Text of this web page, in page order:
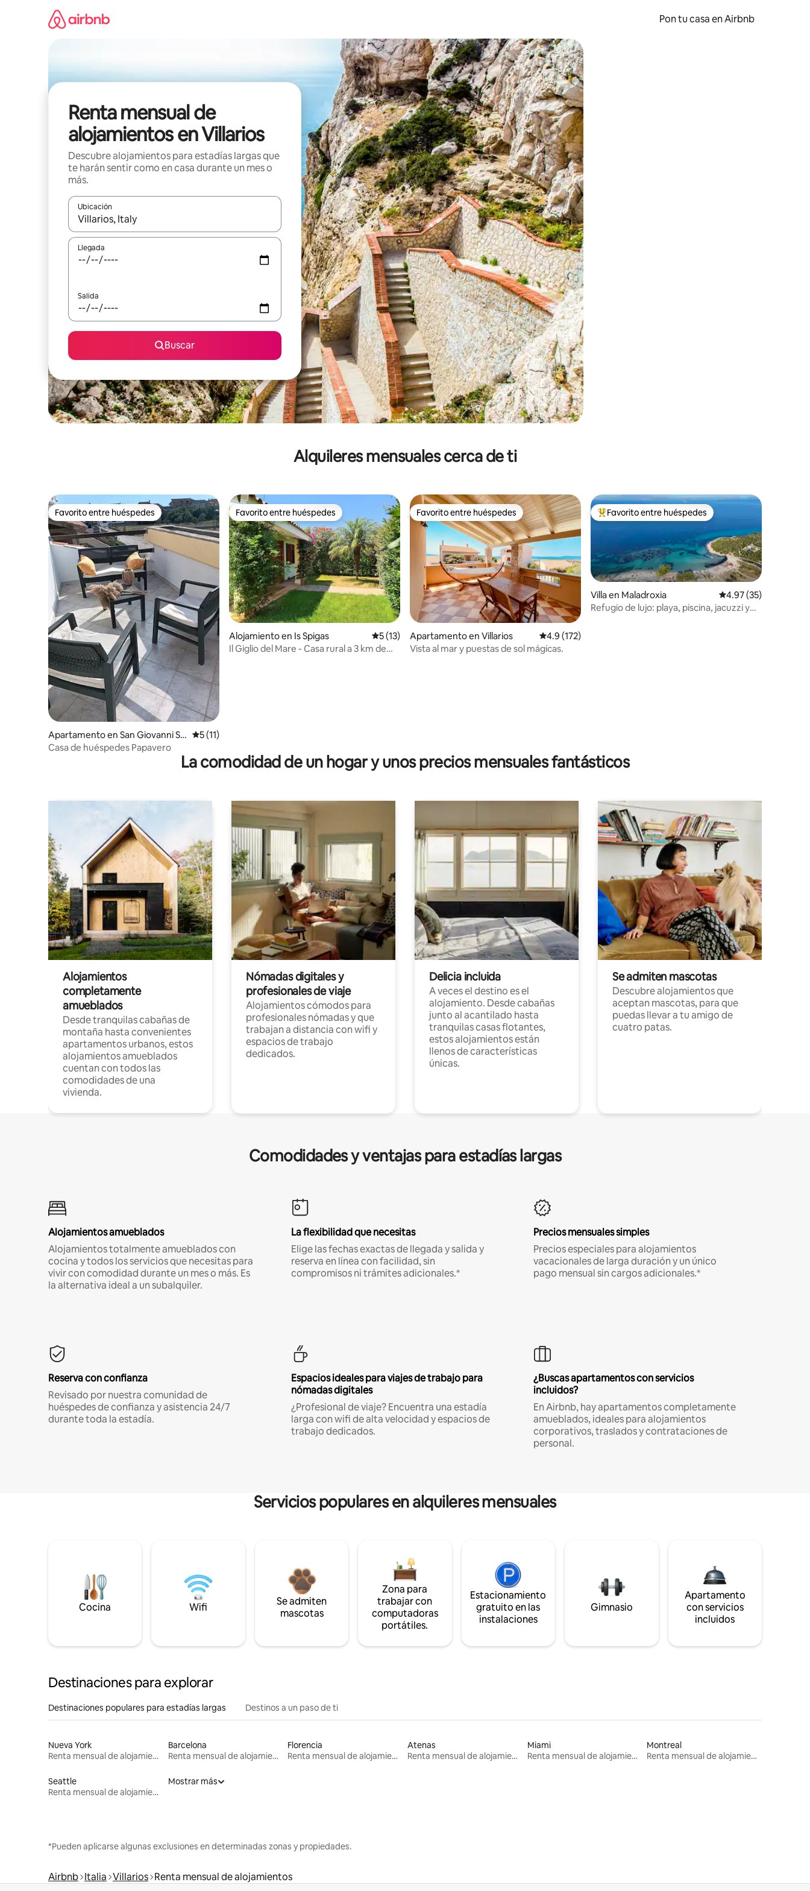
Pon tu casa en Airbnb
Renta mensual de
alojamientos en Villarios
Descubre alojamientos para estadías largas que
te harán sentir como en casa durante un mes o
más.
Ubicación
Cuando los resultados estén disponibles, navega con las teclas de flecha hacia arriba y hacia abajo o explora con el tacto o desliza el dedo.
Llegada
Salida
Buscar
Alquileres mensuales cerca de ti
Favorito entre huéspedes
Favorito entre huéspedes
Apartamento en San Giovanni Su
ergiu
Calificación promedio: 5 de 5, 11 reseñas
5 (11)
Casa de huéspedes Papavero
Favorito entre huéspedes
Favorito entre huéspedes
Alojamiento en Is Spigas Calificación promedio: 5 de 5, 13 reseñas
5 (13)
Il Giglio del Mare - Casa rural a 3 km de
Favorito entre huéspedes
Favorito entre huéspedes
Apartamento en Villarios Calificación promedio: 4.9 de 5, 172 reseñas
4.9 (172)
Vista al mar y puestas de sol mágicas.
Favorito entre huéspedes preferido
Favorito entre huéspedes
Villa en Maladroxia Calificación
4.97 (35)
Refugio de lujo: playa, piscina, jacuzzi y
La comodidad de un hogar y unos precios mensuales fantásticos
Alojamientos
completamente
amueblados
Desde tranquilas cabañas de
montaña hasta convenientes
apartamentos urbanos, estos
alojamientos amueblados
cuentan con todos las
comodidades de una
vivienda.
Nómadas digitales y
profesionales de viaje
Alojamientos cómodos para
profesionales nómadas y que
trabajan a distancia con wifi y
espacios de trabajo
dedicados.
Delicia incluida
A veces el destino es el
alojamiento. Desde cabañas
junto al acantilado hasta
tranquilas casas flotantes,
estos alojamientos están
llenos de características
únicas.
Se admiten mascotas
Descubre alojamientos que
aceptan mascotas, para que
puedas llevar a tu amigo de
cuatro patas.
Comodidades y ventajas para estadías largas
Alojamientos amueblados
Alojamientos totalmente amueblados con
cocina y todos los servicios que necesitas para
vivir con comodidad durante un mes o más. Es
la alternativa ideal a un subalquiler.
La flexibilidad que necesitas
Elige las fechas exactas de llegada y salida y
reserva en línea con facilidad, sin
compromisos ni trámites adicionales.*
Precios mensuales simples
Precios especiales para alojamientos
vacacionales de larga duración y un único
pago mensual sin cargos adicionales.*
Reserva con confianza
Revisado por nuestra comunidad de
huéspedes de confianza y asistencia 24/7
durante toda la estadía.
Espacios ideales para viajes de trabajo para
nómadas digitales
¿Profesional de viaje? Encuentra una estadía
larga con wifi de alta velocidad y espacios de
trabajo dedicados.
¿Buscas apartamentos con servicios
incluidos?
En Airbnb, hay apartamentos completamente
amueblados, ideales para alojamientos
corporativos, traslados y contrataciones de
personal.
Servicios populares en alquileres mensuales
Cocina Wifi
Se admiten
mascotas
Zona para
trabajar con
computadoras
portátiles.
Estacionamiento
gratuito en las
instalaciones
Gimnasio
Apartamento
con servicios
incluidos
Destinaciones para explorar
Destinaciones populares para estadías largas Destinos a un paso de ti
Nueva York
Renta mensual de alojamientos
Barcelona
Renta mensual de alojamientos
Florencia
Renta mensual de alojamientos
Atenas
Renta mensual de alojamientos
Miami
Renta mensual de alojamientos
Montreal
Renta mensual de alojamientos
Seattle
Renta mensual de alojamientos
Mostrar más
*Pueden aplicarse algunas exclusiones en determinadas zonas y propiedades.
Airbnb Italia Villarios Renta mensual de alojamientos